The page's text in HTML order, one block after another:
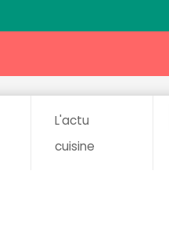
L'actu
cuisine